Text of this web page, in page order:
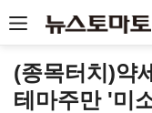
(종목터치)약
테마주만 '미